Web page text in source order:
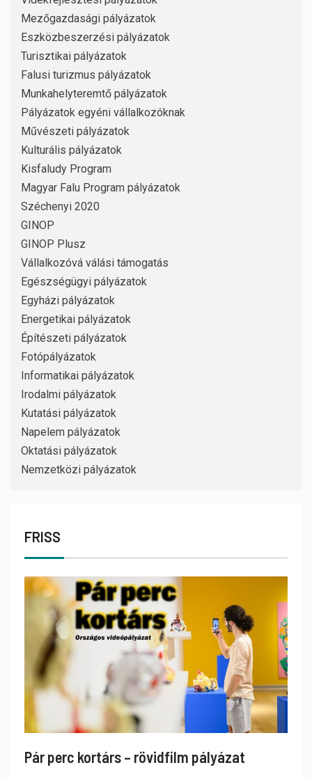
Mezőgazdasági pályázatok
Eszközbeszerzési pályázatok
Turisztikai pályázatok
Falusi turizmus pályázatok
Munkahelyteremtő pályázatok
Pályázatok egyéni vállalkozóknak
Művészeti pályázatok
Kulturális pályázatok
Kisfaludy Program
Magyar Falu Program pályázatok
Széchenyi 2020
GINOP
GINOP Plusz
Vállalkozóvá válási támogatás
Egészségügyi pályázatok
Egyházi pályázatok
Energetikai pályázatok
Építészeti pályázatok
Fotópályázatok
Informatikai pályázatok
Irodalmi pályázatok
Kutatási pályázatok
Napelem pályázatok
Oktatási pályázatok
Nemzetközi pályázatok
FRISS
Pár perc kortárs – rövidfilm pályázat